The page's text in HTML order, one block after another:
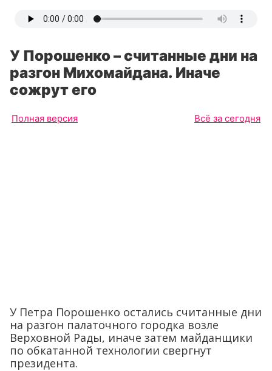
У Порошенко – считанные дни на
разгон Михомайдана. Иначе
сожрут его
Полная версия Всё за сегодня
У Петра Порошенко остались считанные дни
на разгон палаточного городка возле
Верховной Рады, иначе затем майданщики
по обкатанной технологии свергнут
президента.